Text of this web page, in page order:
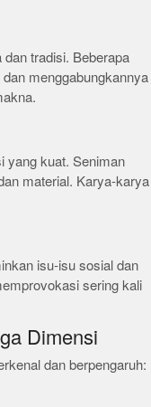
tradisi. Beberapa
menggabungkannya
yang kuat. Seniman
material. Karya-karya
isu-isu sosial dan
sering kali
Dimensi
dan berpengaruh: